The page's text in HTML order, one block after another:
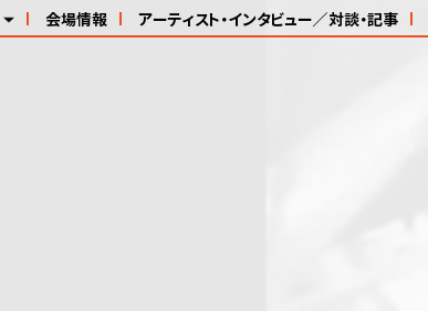
会場情報 アーティスト・インタビュー／対談・記事